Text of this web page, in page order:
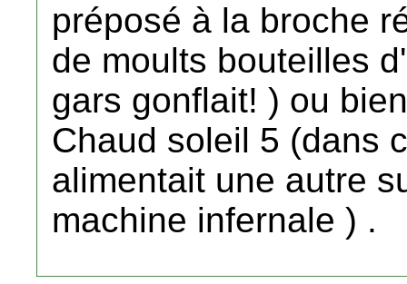
préposé à la broche
de moults bouteilles
gars gonflait! ) ou
Chaud soleil 5 (dans
alimentait une autre
machine infernale ) .